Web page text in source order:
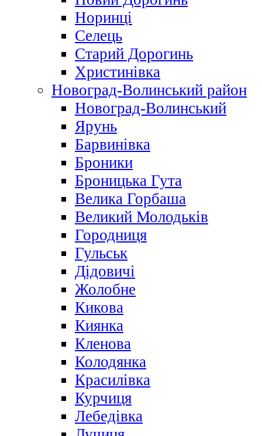
Норинці
Селець
Старий Дорогинь
Христинівка
Новоград-Волинський район
Новоград-Волинський
Ярунь
Барвинівка
Броники
Броницька Гута
Велика Горбаша
Великий Молодьків
Городниця
Гульськ
Дідовичі
Жолобне
Кикова
Киянка
Кленова
Колодянка
Красилівка
Курчиця
Лебедівка